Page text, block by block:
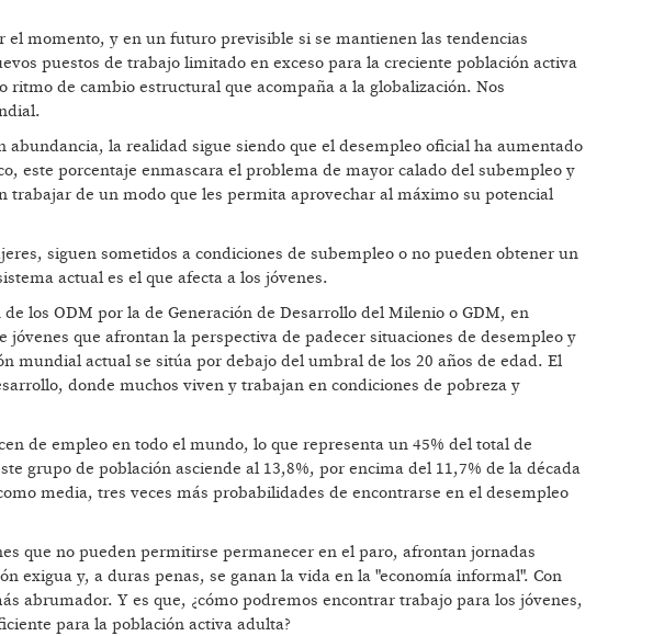
el momento, y en un futuro previsible si se mantienen las tendencias
puestos de trabajo limitado en exceso para la creciente población activa
de cambio estructural que acompaña a la globalización. Nos
abundancia, la realidad sigue siendo que el desempleo oficial ha aumentado
este porcentaje enmascara el problema de mayor calado del subempleo y
trabajar de un modo que les permita aprovechar al máximo su potencial
siguen sometidos a condiciones de subempleo o no pueden obtener un
actual es el que afecta a los jóvenes.
los ODM por la de Generación de Desarrollo del Milenio o GDM, en
que afrontan la perspectiva de padecer situaciones de desempleo y
mundial actual se sitúa por debajo del umbral de los 20 años de edad. El
donde muchos viven y trabajan en condiciones de pobreza y
de empleo en todo el mundo, lo que representa un 45% del total de
grupo de población asciende al 13,8%, por encima del 11,7% de la década
media, tres veces más probabilidades de encontrarse en el desempleo
que no pueden permitirse permanecer en el paro, afrontan jornadas
exigua y, a duras penas, se ganan la vida en la "economía informal". Con
abrumador. Y es que, ¿cómo podremos encontrar trabajo para los jóvenes,
para la población activa adulta?